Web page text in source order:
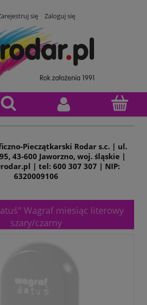
się Zaloguj się
Pieczątkarski Rodar s.c. | ul.
43-600 Jaworzno, woj. śląskie |
| tel: 600 307 307 | NIP:
6320009106
Wagraf miesiąc literowy
szary/czarny